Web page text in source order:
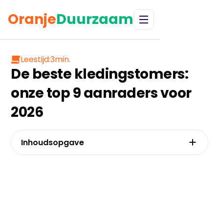
OranjeDuurzaam
Leestijd:3min.
De beste kledingstomers:
onze top 9 aanraders voor
2026
Inhoudsopgave